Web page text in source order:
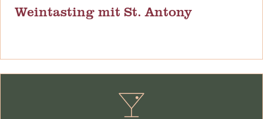
Weintasting mit St. Antony